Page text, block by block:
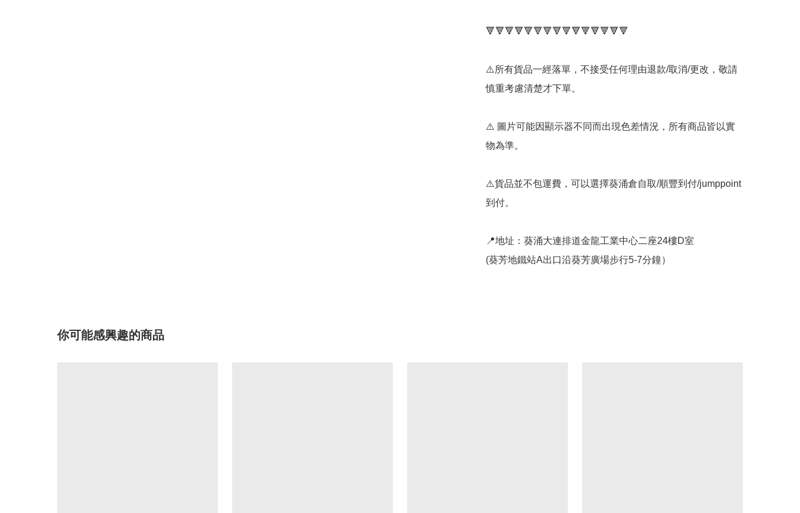
🔻🔻🔻🔻🔻🔻🔻🔻🔻🔻🔻🔻🔻🔻🔻
⚠️所有貨品一經落單，不接受任何理由退款/取消/更改，敬請
慎重考慮清楚才下單。
⚠️ 圖片可能因顯示器不同而出現色差情況，所有商品皆以實
物為準。
⚠️貨品並不包運費，可以選擇葵涌倉自取/順豐到付/jumppoint
到付。
📍地址：葵涌大連排道金龍工業中心二座24樓D室
(葵芳地鐵站A出口沿葵芳廣場步行5-7分鐘）
你可能感興趣的商品